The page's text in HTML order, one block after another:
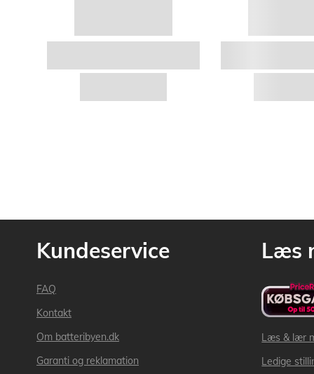
Kundeservice
FAQ
Kontakt
Om batteribyen.dk
Garanti og reklamation
Læs
Læs & lær
Ledige